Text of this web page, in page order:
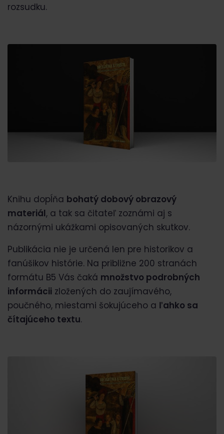
rozsudku.
Knihu dopĺňa bohatý dobový obrazový
materiál, a tak sa čitateľ zoznámi aj s
názornými ukážkami opisovaných skutkov.
Publikácia nie je určená len pre historikov a
fanúšikov histórie. Na približne 200 stranách
formátu B5 Vás čaká množstvo podrobných
informácii zložených do zaujímavého,
poučného, miestami šokujúceho a ľahko sa
čítajúceho textu.